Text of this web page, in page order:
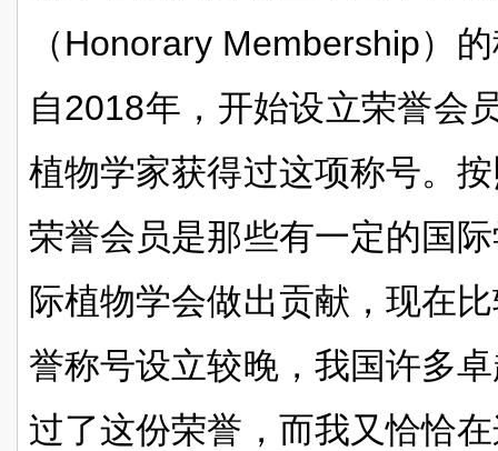
（Honorary Membership）
自2018年，开始设立荣誉会
植物学家获得过这项称号。
荣誉会员是那些有一定的国
际植物学会做出贡献，现在
誉称号设立较晚，我国许多
过了这份荣誉，而我又恰恰